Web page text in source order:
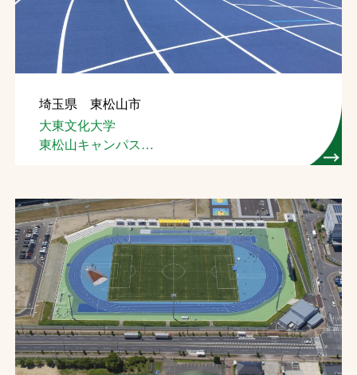
埼玉県 東松山市
大東文化大学
東松山キャンパス